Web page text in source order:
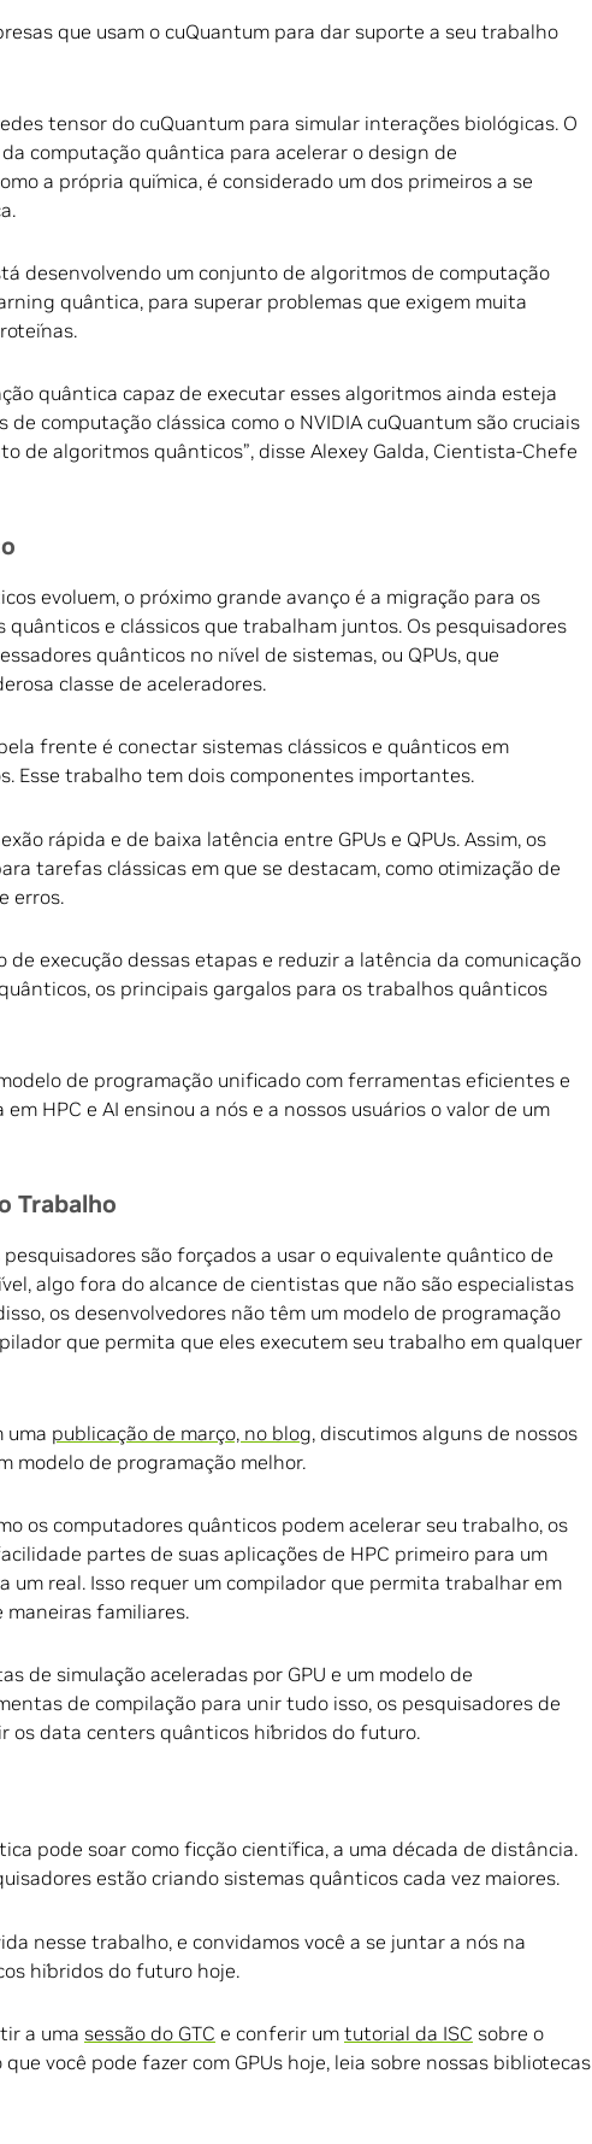
que usam o cuQuantum para dar suporte a seu trabalho
tensor do cuQuantum para simular interações biológicas. O
computação quântica para acelerar o design de
a própria química, é considerado um dos primeiros a se
desenvolvendo um conjunto de algoritmos de computação
quântica, para superar problemas que exigem muita
quântica capaz de executar esses algoritmos ainda esteja
computação clássica como o NVIDIA cuQuantum são cruciais
de algoritmos quânticos”, disse Alexey Galda, Cientista-Chefe
evoluem, o próximo grande avanço é a migração para os
e clássicos que trabalham juntos. Os pesquisadores
quânticos no nível de sistemas, ou QPUs, que
classe de aceleradores.
frente é conectar sistemas clássicos e quânticos em
Esse trabalho tem dois componentes importantes.
rápida e de baixa latência entre GPUs e QPUs. Assim, os
tarefas clássicas em que se destacam, como otimização de
erros.
de execução dessas etapas e reduzir a latência da comunicação
os principais gargalos para os trabalhos quânticos
de programação unificado com ferramentas eficientes e
HPC e AI ensinou a nós e a nossos usuários o valor de um
Trabalho
pesquisadores são forçados a usar o equivalente quântico de
algo fora do alcance de cientistas que não são especialistas
os desenvolvedores não têm um modelo de programação
que permita que eles executem seu trabalho em qualquer
uma publicação de março, no blog, discutimos alguns de nossos
modelo de programação melhor.
os computadores quânticos podem acelerar seu trabalho, os
partes de suas aplicações de HPC primeiro para um
um real. Isso requer um compilador que permita trabalhar em
maneiras familiares.
de simulação aceleradas por GPU e um modelo de
de compilação para unir tudo isso, os pesquisadores de
os data centers quânticos híbridos do futuro.
pode soar como ficção científica, a uma década de distância.
estão criando sistemas quânticos cada vez maiores.
nesse trabalho, e convidamos você a se juntar a nós na
híbridos do futuro hoje.
a uma sessão do GTC e conferir um tutorial da ISC sobre o
você pode fazer com GPUs hoje, leia sobre nossas bibliotecas